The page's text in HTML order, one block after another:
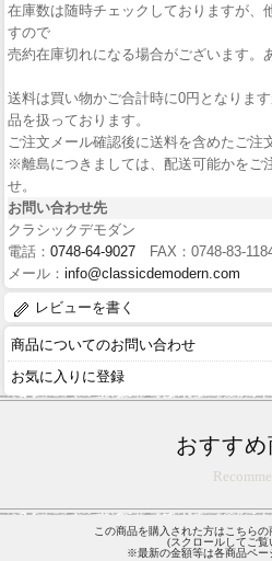
在庫数は随時チェックしておりますが、
すので
売約在庫切れになる場合がございます。
送料は買い物かご合計時に0円となりま
品を扱っております。
ご注文メール確認後に送料を含めたご注
※離島につきましては、配送可能かをご
せ。
お問い合わせ先
クラシックデモダン
電話： 0748-64-9027 FAX：0748-83-
メール： info@classicdemodern.com
レビューを書く
商品についてのお問い合わせ
お気に入りに登録
おすすめ
この商品を購入された方はこちらの
(スクロールしてご覧
※最新の金額等は各商品ペー